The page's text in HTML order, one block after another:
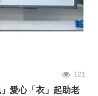
121
愛心「衣」起助老